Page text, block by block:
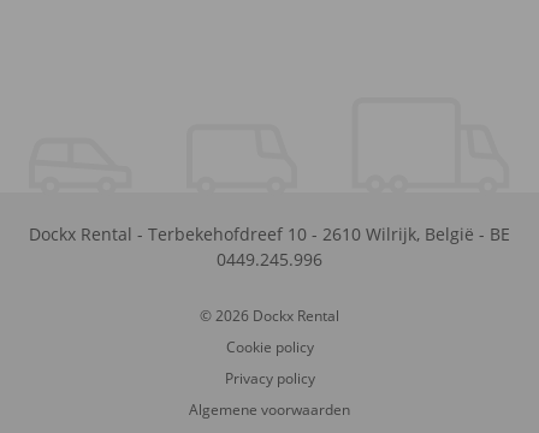
Dockx Rental - Terbekehofdreef 10 - 2610 Wilrijk, België - BE
0449.245.996
© 2026 Dockx Rental
Cookie policy
Privacy policy
Algemene voorwaarden